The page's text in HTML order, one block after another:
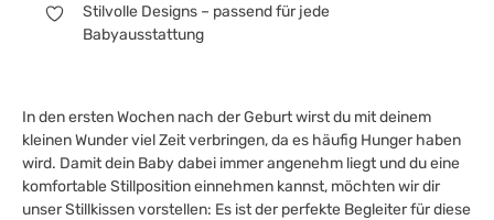
Stilvolle Designs – passend für jede
Babyausstattung
In den ersten Wochen nach der Geburt wirst du mit deinem
kleinen Wunder viel Zeit verbringen, da es häufig Hunger haben
wird. Damit dein Baby dabei immer angenehm liegt und du eine
komfortable Stillposition einnehmen kannst, möchten wir dir
unser Stillkissen vorstellen: Es ist der perfekte Begleiter für diese